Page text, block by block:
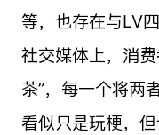
等，也存在与LV
社交媒体上，消
茶”，每一个将两
看似只是玩梗，但